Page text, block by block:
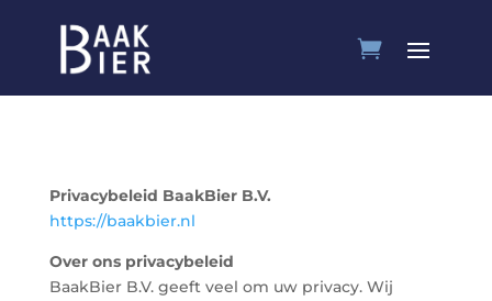
Privacybeleid BaakBier B.V.
https://baakbier.nl
Over ons privacybeleid
BaakBier B.V. geeft veel om uw privacy. Wij